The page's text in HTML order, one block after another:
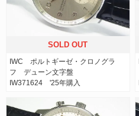
SOLD OUT
IWC ポルトギーゼ・クロノグラ
フ デューン文字盤
IW371624 '25年購入